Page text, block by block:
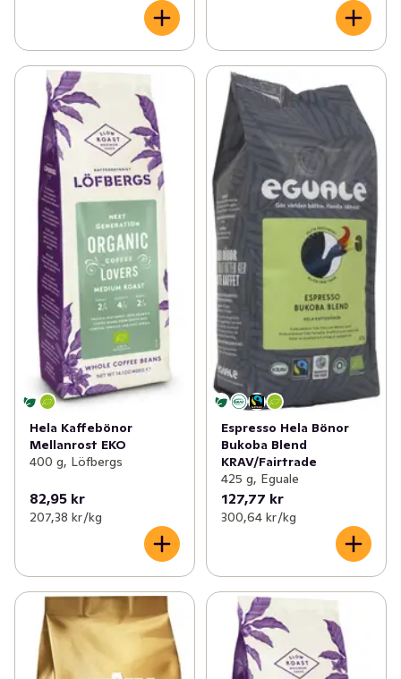
Hela Kaffebönor
Mellanrost EKO
400 g, Löfbergs
82,95 kr
207,38 kr /kg
Espresso Hela Bönor
Bukoba Blend
KRAV/Fairtrade
425 g, Eguale
127,77 kr
300,64 kr /kg